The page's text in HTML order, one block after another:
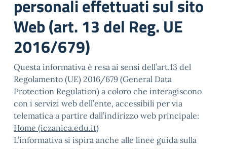
personali effettuati sul sito
Web (art. 13 del Reg. UE
2016/679)
Questa informativa è resa ai sensi dell’art.13 del
Regolamento (UE) 2016/679 (General Data
Protection Regulation) a coloro che interagiscono
con i servizi web dell’ente, accessibili per via
telematica a partire dall’indirizzo web principale:
Home (iczanica.edu.it)
L’informativa si ispira anche alle linee guida sulla